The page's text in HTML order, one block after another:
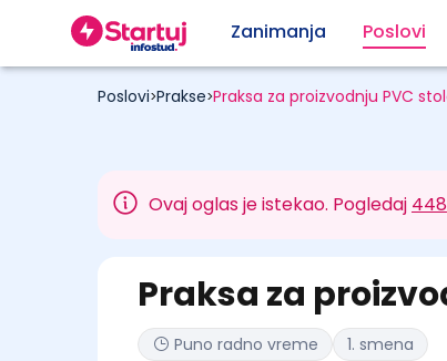
Zanimanja Poslovi
Poslovi>Prakse>Praksa za proizvodnju PVC
Ovaj oglas je istekao. Pogledaj 448
Praksa za
Puno radno vreme 1. smena